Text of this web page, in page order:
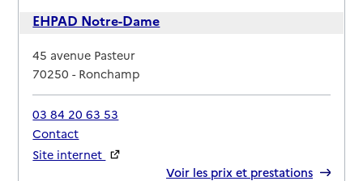
EHPAD Notre-Dame
Adresse
45 avenue Pasteur
70250-Ronchamp
03 84 20 63 53
Contact
Site internet
Voir les prix et prestations